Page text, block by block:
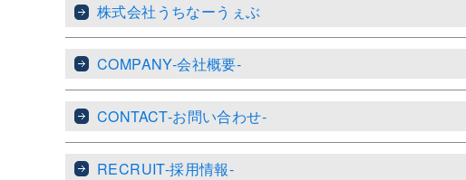
株式会社うちなーうぇぶ
COMPANY-会社概要-
CONTACT-お問い合わせ-
RECRUIT-採用情報-